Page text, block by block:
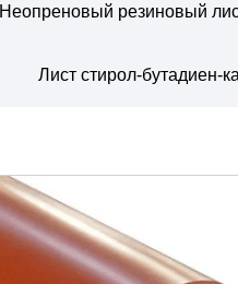
Неопреновый резиновый
Лист стирол-бутадиен-